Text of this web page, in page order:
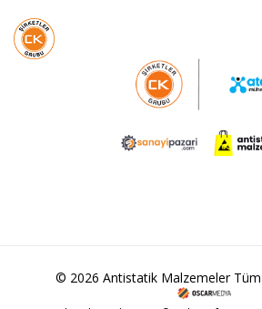
© 2026 Antistatik Malzemeler Tüm